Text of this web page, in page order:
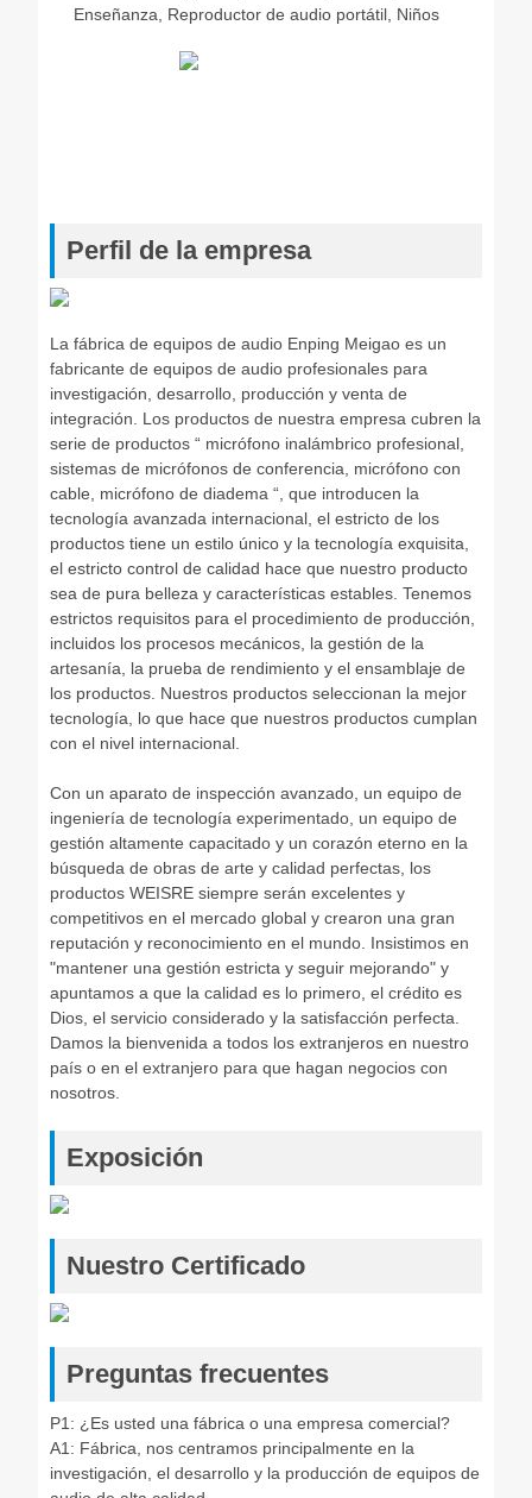
Enseñanza, Reproductor de audio portátil, Niños
Perfil de la empresa
La fábrica de equipos de audio Enping Meigao es un
fabricante de equipos de audio profesionales para
investigación, desarrollo, producción y venta de
integración. Los productos de nuestra empresa cubren la
serie de productos “ micrófono inalámbrico profesional,
sistemas de micrófonos de conferencia, micrófono con
cable, micrófono de diadema “, que introducen la
tecnología avanzada internacional, el estricto de los
productos tiene un estilo único y la tecnología exquisita,
el estricto control de calidad hace que nuestro producto
sea de pura belleza y características estables. Tenemos
estrictos requisitos para el procedimiento de producción,
incluidos los procesos mecánicos, la gestión de la
artesanía, la prueba de rendimiento y el ensamblaje de
los productos. Nuestros productos seleccionan la mejor
tecnología, lo que hace que nuestros productos cumplan
con el nivel internacional.
Con un aparato de inspección avanzado, un equipo de
ingeniería de tecnología experimentado, un equipo de
gestión altamente capacitado y un corazón eterno en la
búsqueda de obras de arte y calidad perfectas, los
productos WEISRE siempre serán excelentes y
competitivos en el mercado global y crearon una gran
reputación y reconocimiento en el mundo. Insistimos en
"mantener una gestión estricta y seguir mejorando" y
apuntamos a que la calidad es lo primero, el crédito es
Dios, el servicio considerado y la satisfacción perfecta.
Damos la bienvenida a todos los extranjeros en nuestro
país o en el extranjero para que hagan negocios con
nosotros.
Exposición
Nuestro Certificado
Preguntas frecuentes
P1: ¿Es usted una fábrica o una empresa comercial?
A1: Fábrica, nos centramos principalmente en la
investigación, el desarrollo y la producción de equipos de